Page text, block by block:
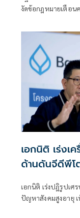
งัดข้อกฎหมายเตือน
เอกนิติ เร่งเ
ด้านดันจีดีพีโ
เอกนิติ เร่งปฎิรูปเศ
ปัญหาสังคมสูงอายุ